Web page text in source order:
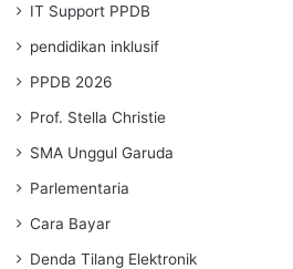
IT Support PPDB
pendidikan inklusif
PPDB 2026
Prof. Stella Christie
SMA Unggul Garuda
Parlementaria
Cara Bayar
Denda Tilang Elektronik